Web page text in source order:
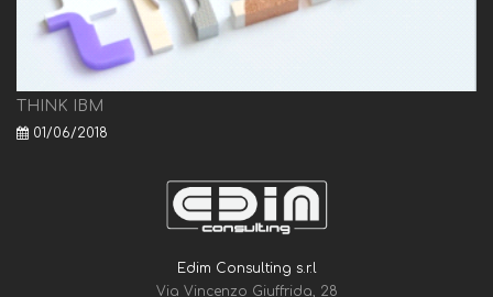
THINK IBM
01/06/2018
Edim Consulting s.r.l
Via Vincenzo Giuffrida, 28